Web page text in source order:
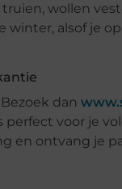
wollen
winter, alsof je
dan
voor je
en ontvang je